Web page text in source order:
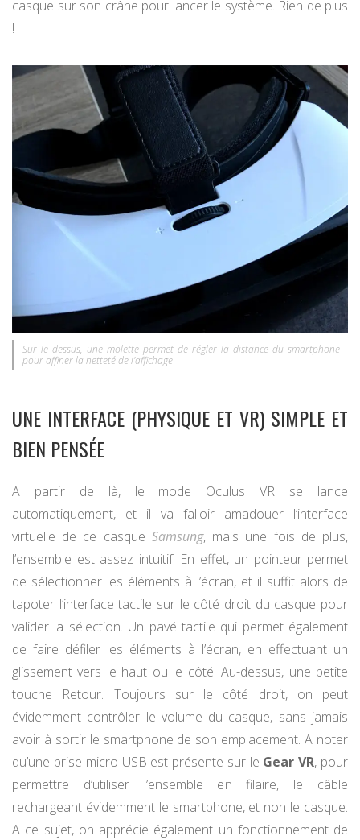
casque sur son crâne pour lancer le système. Rien de plus
!
Sur le dessus, une molette permet de régler la distance du smartphone
pour affiner la netteté de l’affichage
UNE INTERFACE (PHYSIQUE ET VR) SIMPLE ET
BIEN PENSÉE
A partir de là, le mode Oculus VR se lance
automatiquement, et il va falloir amadouer l’interface
virtuelle de ce casque Samsung, mais une fois de plus,
l’ensemble est assez intuitif. En effet, un pointeur permet
de sélectionner les éléments à l’écran, et il suffit alors de
tapoter l’interface tactile sur le côté droit du casque pour
valider la sélection. Un pavé tactile qui permet également
de faire défiler les éléments à l’écran, en effectuant un
glissement vers le haut ou le côté. Au-dessus, une petite
touche Retour. Toujours sur le côté droit, on peut
évidemment contrôler le volume du casque, sans jamais
avoir à sortir le smartphone de son emplacement. A noter
qu’une prise micro-USB est présente sur le Gear VR, pour
permettre d’utiliser l’ensemble en filaire, le câble
rechargeant évidemment le smartphone, et non le casque.
A ce sujet, on apprécie également un fonctionnement de